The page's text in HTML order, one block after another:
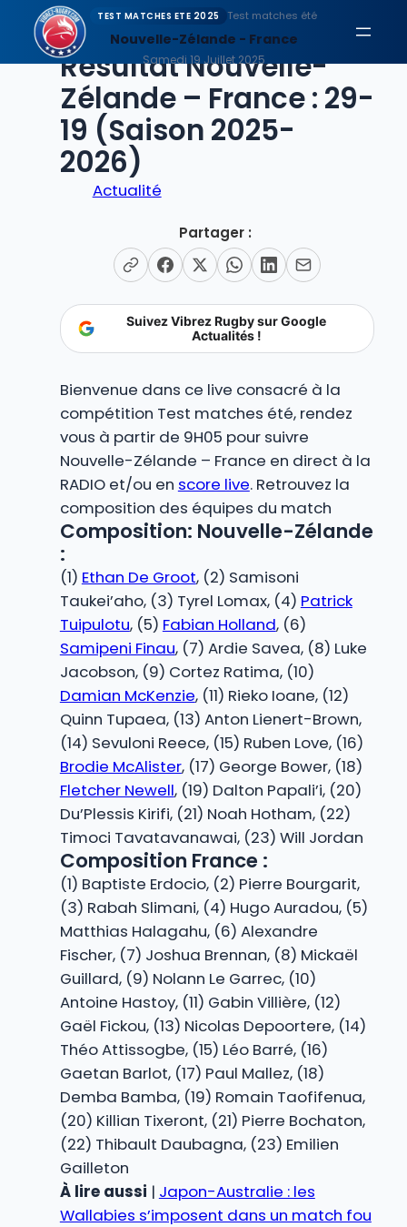
contenu
EN DIRECT
Résultat Nouvelle-
Zélande – France : 29-
19 (Saison 2025-
2026)
Actualité
Partager :
Suivez Vibrez Rugby sur Google
Actualités !
Bienvenue dans ce live consacré à la
compétition Test matches été, rendez
vous à partir de 9H05 pour suivre
Nouvelle-Zélande – France en direct à la
RADIO et/ou en score live. Retrouvez la
composition des équipes du match
Composition: Nouvelle-Zélande
:
(1) Ethan De Groot, (2) Samisoni
Taukei’aho, (3) Tyrel Lomax, (4) Patrick
Tuipulotu, (5) Fabian Holland, (6)
Samipeni Finau, (7) Ardie Savea, (8) Luke
Jacobson, (9) Cortez Ratima, (10)
Damian McKenzie, (11) Rieko Ioane, (12)
Quinn Tupaea, (13) Anton Lienert-Brown,
(14) Sevuloni Reece, (15) Ruben Love, (16)
Brodie McAlister, (17) George Bower, (18)
Fletcher Newell, (19) Dalton Papali’i, (20)
Du’Plessis Kirifi, (21) Noah Hotham, (22)
Timoci Tavatavanawai, (23) Will Jordan
Composition France :
(1) Baptiste Erdocio, (2) Pierre Bourgarit,
(3) Rabah Slimani, (4) Hugo Auradou, (5)
Matthias Halagahu, (6) Alexandre
Fischer, (7) Joshua Brennan, (8) Mickaël
Guillard, (9) Nolann Le Garrec, (10)
Antoine Hastoy, (11) Gabin Villière, (12)
Gaël Fickou, (13) Nicolas Depoortere, (14)
Théo Attissogbe, (15) Léo Barré, (16)
Gaetan Barlot, (17) Paul Mallez, (18)
Demba Bamba, (19) Romain Taofifenua,
(20) Killian Tixeront, (21) Pierre Bochaton,
(22) Thibault Daubagna, (23) Emilien
Gailleton
À lire aussi | Japon-Australie : les
Wallabies s’imposent dans un match fou
TEST MATCHES ETE 2025 Test matches été
Nouvelle-Zélande - France
Samedi 19 Juillet 2025